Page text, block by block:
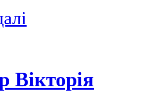
Вікторія